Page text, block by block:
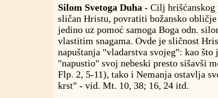
Silom Svetoga Duha - Cilj hrišćanskog
sličan Hristu, povratiti božansko obličje
jedino uz pomoć samoga Boga odn.
vlastitim snagama. Ovde je sličnost
napuštanja "vladarstva svojeg": kao
"napustio" svoj nebeski presto sišavši
Flp. 2, 5-11), tako i Nemanja ostavlja
krst" - vid. Mt. 10, 38; 16, 24 itd.